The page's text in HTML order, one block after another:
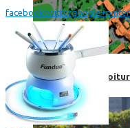
Roborace : une
facebooktwittergoogle+